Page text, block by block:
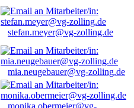
stefan.meyer@vg-zolling.de
mia.neugebauer@vg-zolling.de